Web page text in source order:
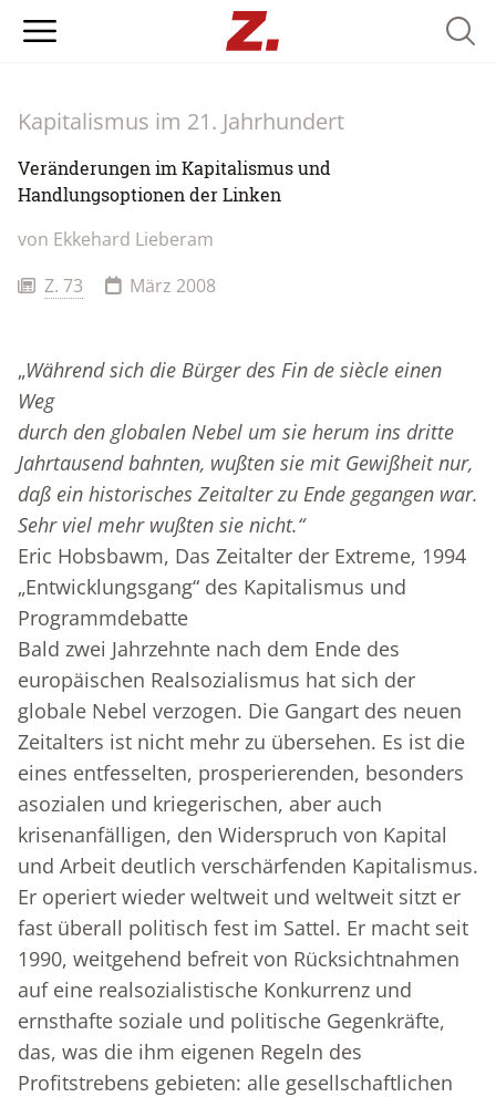
Kapitalismus im 21. Jahrhundert
Veränderungen im Kapitalismus und
Handlungsoptionen der Linken
von Ekkehard Lieberam
Z. 73
März 2008
„Während sich die Bürger des Fin de siècle einen
Weg
durch den globalen Nebel um sie herum ins dritte
Jahrtausend bahnten, wußten sie mit Gewißheit nur,
daß ein historisches Zeitalter zu Ende gegangen war.
Sehr viel mehr wußten sie nicht.“
Eric Hobsbawm, Das Zeitalter der Extreme, 1994
„Entwicklungsgang“ des Kapitalismus und
Programmdebatte
Bald zwei Jahrzehnte nach dem Ende des
europäischen Realsozialismus hat sich der
globale Nebel verzogen. Die Gangart des neuen
Zeitalters ist nicht mehr zu übersehen. Es ist die
eines entfesselten, prosperierenden, besonders
asozialen und kriegerischen, aber auch
krisenanfälligen, den Widerspruch von Kapital
und Arbeit deutlich verschärfenden Kapitalismus.
Er operiert wieder weltweit und weltweit sitzt er
fast überall politisch fest im Sattel. Er macht seit
1990, weitgehend befreit von Rücksichtnahmen
auf eine realsozialistische Konkurrenz und
ernsthafte soziale und politische Gegenkräfte,
das, was die ihm eigenen Regeln des
Profitstrebens gebieten: alle gesellschaftlichen